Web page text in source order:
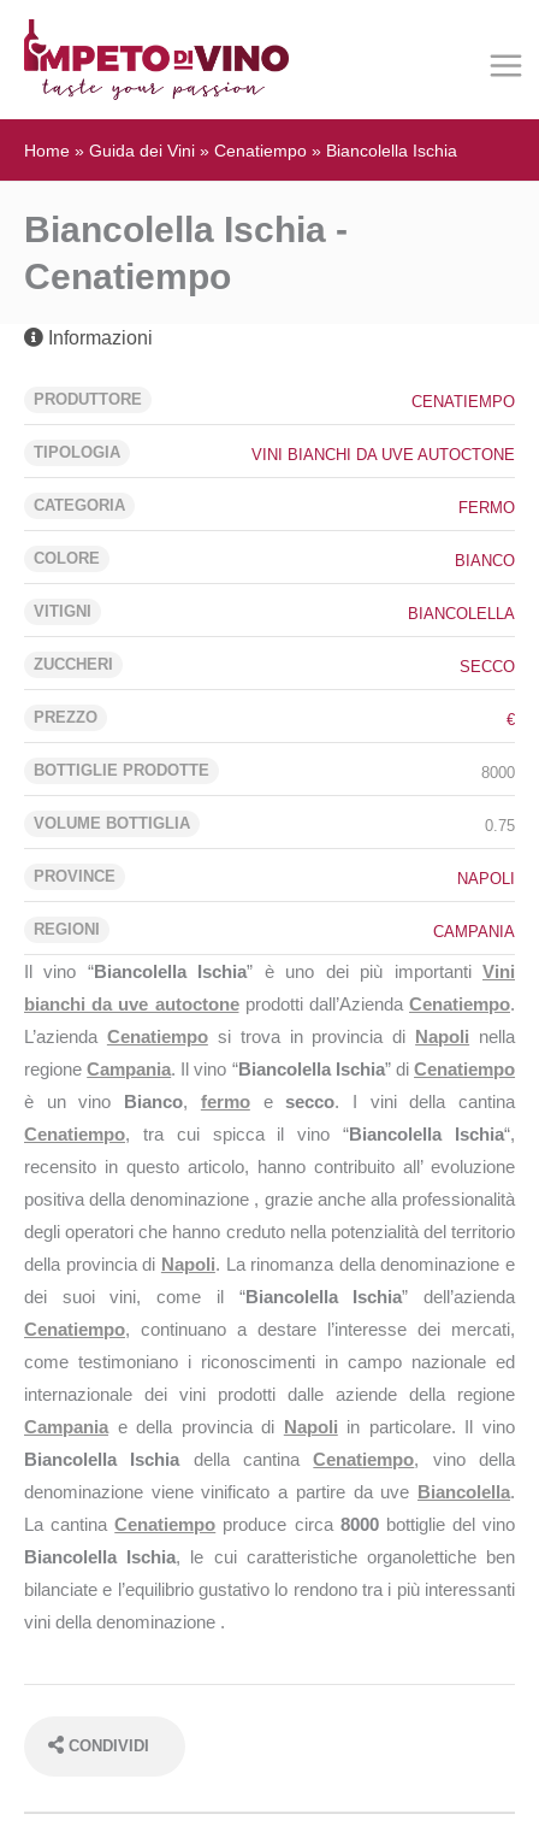
Home » Guida dei Vini » Cenatiempo » Biancolella Ischia
Biancolella Ischia -
Cenatiempo
Informazioni
PRODUTTORE CENATIEMPO
TIPOLOGIA VINI BIANCHI DA UVE AUTOCTONE
CATEGORIA FERMO
COLORE BIANCO
VITIGNI BIANCOLELLA
ZUCCHERI SECCO
PREZZO €
BOTTIGLIE PRODOTTE 8000
VOLUME BOTTIGLIA 0.75
PROVINCE NAPOLI
REGIONI CAMPANIA
Il vino “Biancolella Ischia” è uno dei più importantiVini
bianchi da uve autoctoneprodotti dall’Azienda Cenatiempo.
L’azienda Cenatiemposi trova in provincia di Napoli nella
regioneCampania. Il vino “Biancolella Ischia” diCenatiempo
è un vino Bianco, fermoesecco. I vini della cantina
Cenatiempo, tra cui spicca il vino “Biancolella Ischia“,
recensito in questo articolo, hanno contribuito all’ evoluzione
positiva della denominazione , grazie anche alla professionalità
degli operatori che hanno creduto nella potenzialità del territorio
della provincia di Napoli. La rinomanza della denominazione e
dei suoi vini, come il “Biancolella Ischia” dell’azienda
Cenatiempo, continuano a destare l’interesse dei mercati,
come testimoniano i riconoscimenti in campo nazionale ed
internazionale dei vini prodotti dalle aziende della regione
Campania e della provincia di Napoli in particolare. Il vino
Biancolella Ischia della cantinaCenatiempo, vino della
denominazione viene vinificato a partire da uve Biancolella.
La cantinaCenatiempo produce circa 8000 bottiglie del vino
Biancolella Ischia, le cui caratteristiche organolettiche ben
bilanciate e l’equilibrio gustativo lo rendono tra i più interessanti
vini della denominazione .
CONDIVIDI